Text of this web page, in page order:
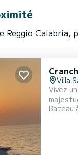
Reggio Calabria,
Villa
Vivez
Bateau